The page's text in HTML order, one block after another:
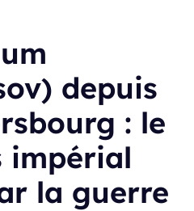
depuis
: le
impérial
la guerre